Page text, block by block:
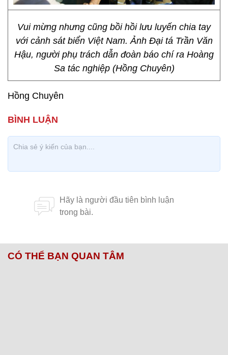
Vui mừng nhưng cũng bồi hồi lưu luyến chia tay
với cảnh sát biển Việt Nam. Ảnh Đại tá Trần Văn
Hậu, người phụ trách dẫn đoàn báo chí ra Hoàng
Sa tác nghiệp (Hồng Chuyên)
Hồng Chuyên
CÓ THỂ BẠN QUAN TÂM